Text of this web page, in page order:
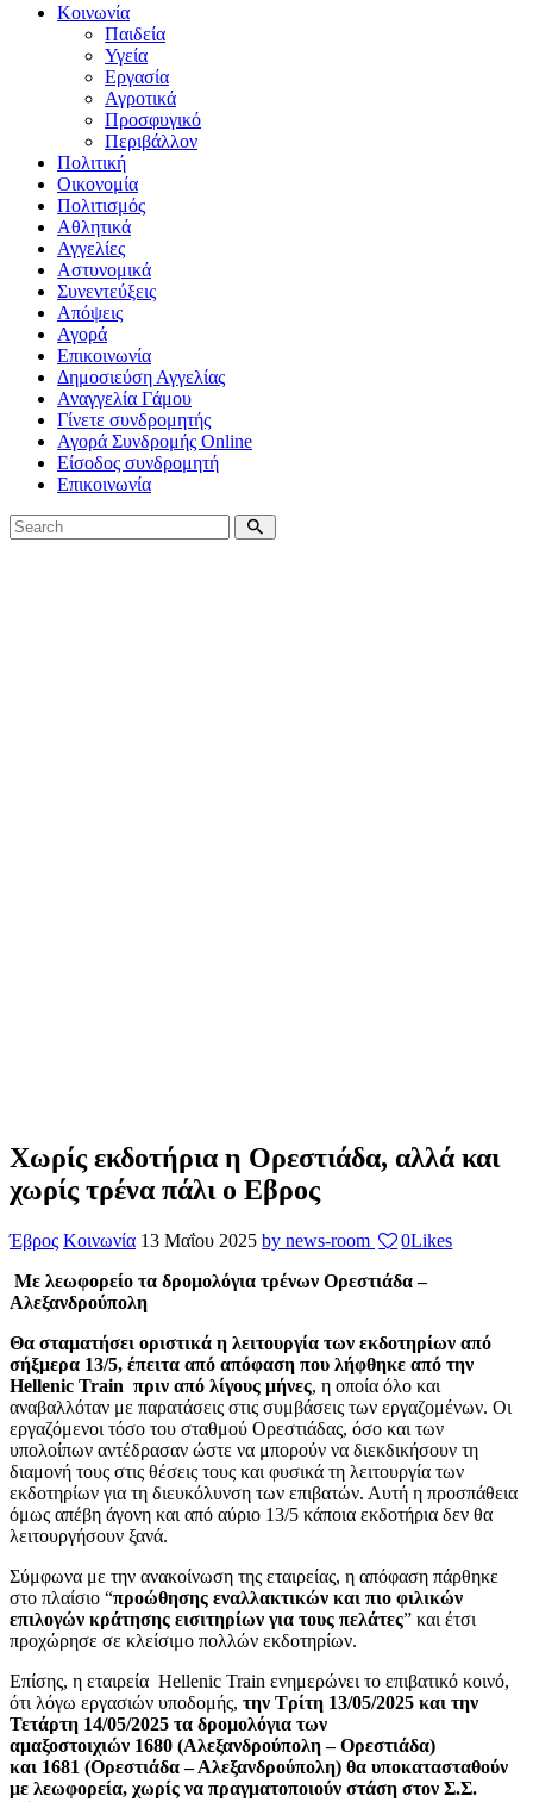
Κοινωνία
Παιδεία
Υγεία
Εργασία
Αγροτικά
Προσφυγικό
Περιβάλλον
Πολιτική
Οικονομία
Πολιτισμός
Αθλητικά
Αγγελίες
Αστυνομικά
Συνεντεύξεις
Απόψεις
Αγορά
Επικοινωνία
Δημοσιεύση Αγγελίας
Αναγγελία Γάμου
Γίνετε συνδρομητής
Αγορά Συνδρομής Online
Είσοδος συνδρομητή
Επικοινωνία
Χωρίς εκδοτήρια η Ορεστιάδα, αλλά και
χωρίς τρένα πάλι ο Εβρος
Έβρος Κοινωνία 13 Μαΐου 2025 by news-room 0Likes
Με λεωφορείο τα δρομολόγια τρένων Ορεστιάδα –
Αλεξανδρούπολη
Θα σταματήσει οριστικά η λειτουργία των εκδοτηρίων από
σήξμερα 13/5, έπειτα από απόφαση που λήφθηκε από την
Hellenic Train πριν από λίγους μήνες, η οποία όλο και
αναβαλλόταν με παρατάσεις στις συμβάσεις των εργαζομένων. Οι
εργαζόμενοι τόσο του σταθμού Ορεστιάδας, όσο και των
υπολοίπων αντέδρασαν ώστε να μπορούν να διεκδικήσουν τη
διαμονή τους στις θέσεις τους και φυσικά τη λειτουργία των
εκδοτηρίων για τη διευκόλυνση των επιβατών. Αυτή η προσπάθεια
όμως απέβη άγονη και από αύριο 13/5 κάποια εκδοτήρια δεν θα
λειτουργήσουν ξανά.
Σύμφωνα με την ανακοίνωση της εταιρείας, η απόφαση πάρθηκε
στο πλαίσιο “προώθησης εναλλακτικών και πιο φιλικών
επιλογών κράτησης εισιτηρίων για τους πελάτες” και έτσι
προχώρησε σε κλείσιμο πολλών εκδοτηρίων.
Επίσης, η εταιρεία Hellenic Train ενημερώνει το επιβατικό κοινό,
ότι λόγω εργασιών υποδομής, την Τρίτη 13/05/2025 και την
Τετάρτη 14/05/2025 τα δρομολόγια των
αμαξοστοιχιών 1680 (Αλεξανδρούπολη – Ορεστιάδα)
και 1681 (Ορεστιάδα – Αλεξανδρούπολη) θα υποκατασταθούν
με λεωφορεία, χωρίς να πραγματοποιούν στάση στον Σ.Σ.